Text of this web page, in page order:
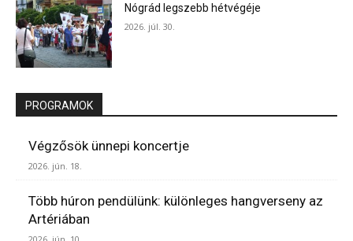
Nógrád legszebb hétvégéje
2026. júl. 30.
PROGRAMOK
Végzősök ünnepi koncertje
2026. jún. 18.
Több húron pendülünk: különleges hangverseny az
Artériában